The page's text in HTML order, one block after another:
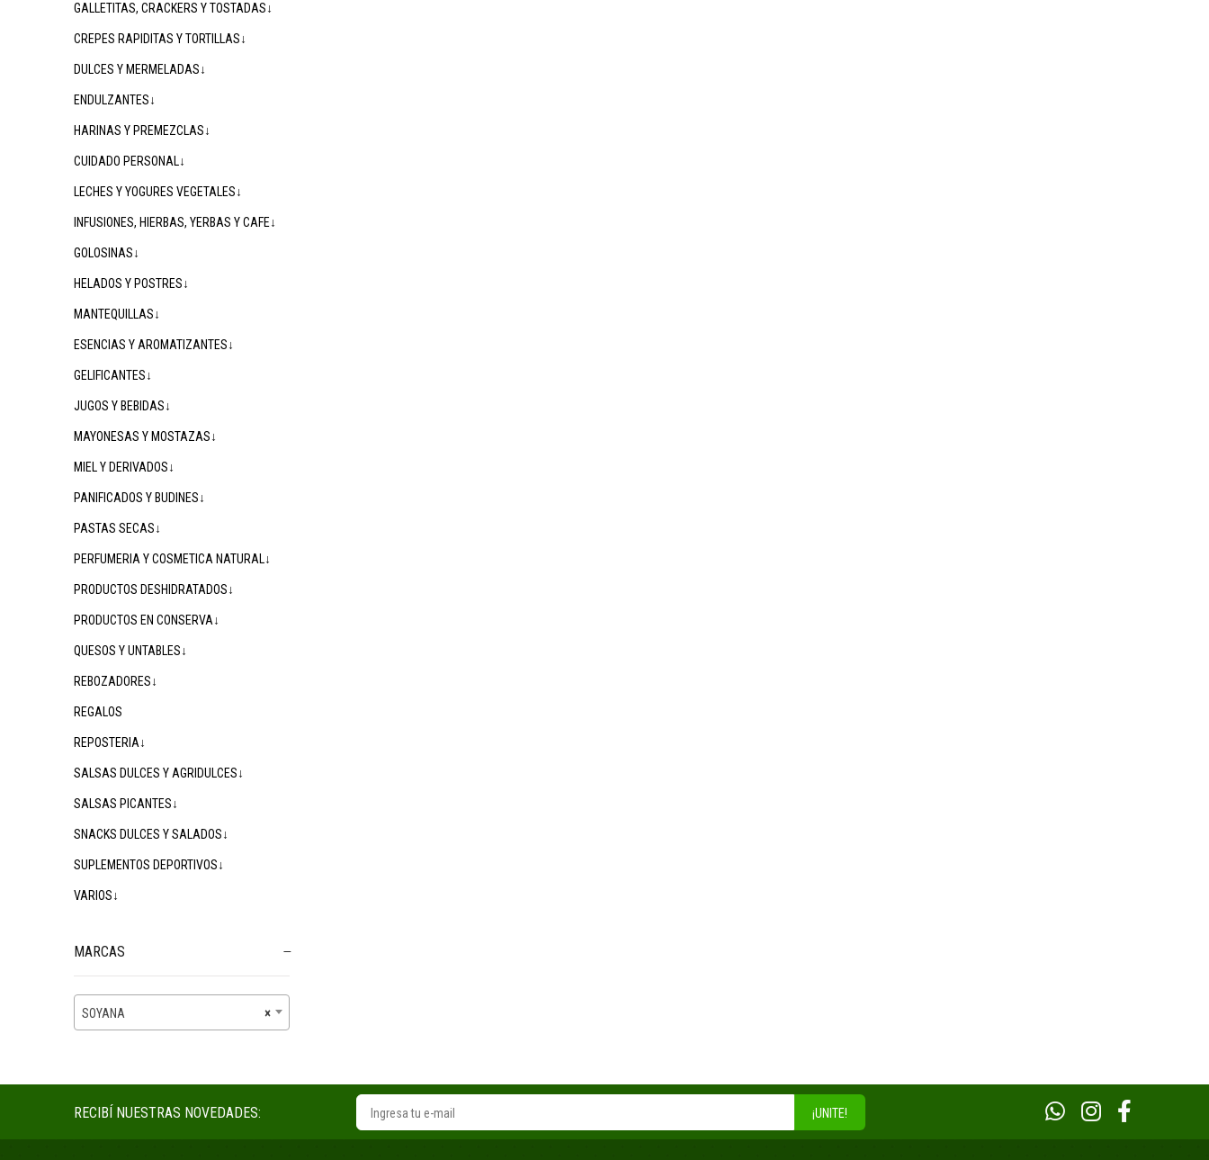
GALLETITAS, CRACKERS Y TOSTADAS↓
CREPES RAPIDITAS Y TORTILLAS↓
DULCES Y MERMELADAS↓
ENDULZANTES↓
HARINAS Y PREMEZCLAS↓
CUIDADO PERSONAL↓
LECHES Y YOGURES VEGETALES↓
INFUSIONES, HIERBAS, YERBAS Y CAFE↓
GOLOSINAS↓
HELADOS Y POSTRES↓
MANTEQUILLAS↓
ESENCIAS Y AROMATIZANTES↓
GELIFICANTES↓
JUGOS Y BEBIDAS↓
MAYONESAS Y MOSTAZAS↓
MIEL Y DERIVADOS↓
PANIFICADOS Y BUDINES↓
PASTAS SECAS↓
PERFUMERIA Y COSMETICA NATURAL↓
PRODUCTOS DESHIDRATADOS↓
PRODUCTOS EN CONSERVA↓
QUESOS Y UNTABLES↓
REBOZADORES↓
REGALOS
REPOSTERIA↓
SALSAS DULCES Y AGRIDULCES↓
SALSAS PICANTES↓
SNACKS DULCES Y SALADOS↓
SUPLEMENTOS DEPORTIVOS↓
VARIOS↓
MARCAS
×
SOYANA
RECIBÍ NUESTRAS NOVEDADES: ¡UNITE!